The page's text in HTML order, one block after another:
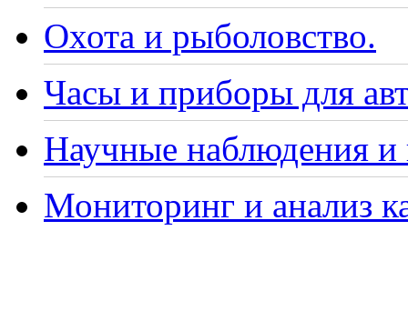
Охота и рыболовство.
Часы и приборы для
Научные наблюдения и
Мониторинг и анализ